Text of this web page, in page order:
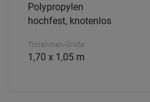
Polypropylen
hochfest, knotenlos
Torrahmen-Größe
1,70 x 1,05 m